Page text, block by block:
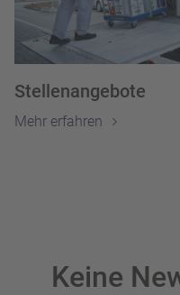
Stellenangebote
Mehr erfahren
Keine